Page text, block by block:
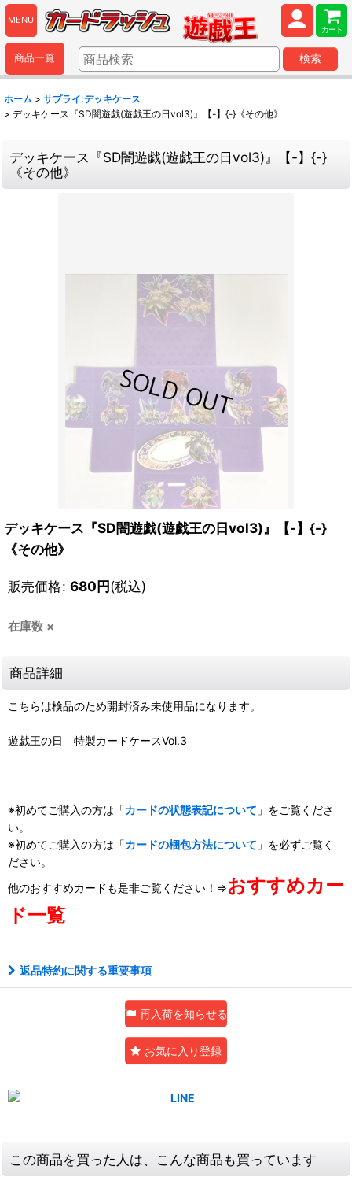
MENU
カート
商品一覧 検索
ホーム > サプライ:デッキケース
> デッキケース『SD闇遊戯(遊戯王の日vol3)』【-】{-}《その他》
デッキケース『SD闇遊戯(遊戯王の日vol3)』【-】{-}
《その他》
デッキケース『SD闇遊戯(遊戯王の日vol3)』【-】{-}
《その他》
販売価格: 680円(税込)
在庫数 ×
商品詳細
こちらは検品のため開封済み未使用品になります。
遊戯王の日 特製カードケースVol.3
※初めてご購入の方は「カードの状態表記について 」をご覧くださ
い。
※初めてご購入の方は「カードの梱包方法について 」を必ずご覧く
ださい。
他のおすすめカードも是非ご覧ください！⇒おすすめカー
ド一覧
返品特約に関する重要事項
再入荷を知らせる
お気に入り登録
この商品を買った人は、こんな商品も買っています